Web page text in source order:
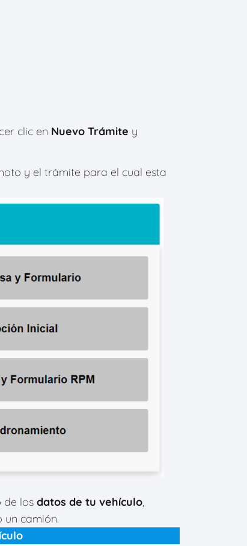
clic en Nuevo Trámite y
y el trámite para el cual esta
de los datos de tu vehículo,
camión.